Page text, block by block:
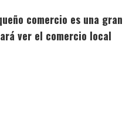
comercio es una gran
ver el comercio local